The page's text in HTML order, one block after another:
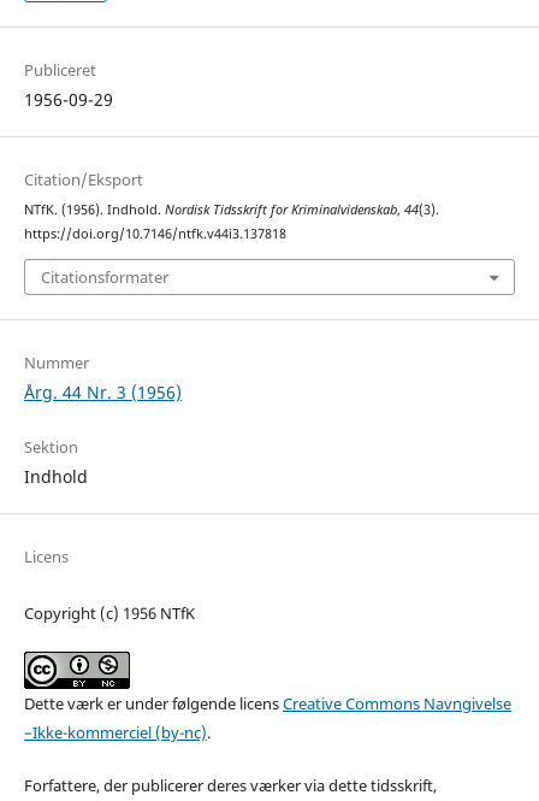
Publiceret
1956-09-29
Citation/Eksport
NTfK. (1956). Indhold. Nordisk Tidsskrift for Kriminalvidenskab, 44(3).
https://doi.org/10.7146/ntfk.v44i3.137818
Citationsformater
Nummer
Årg. 44 Nr. 3 (1956)
Sektion
Indhold
Licens
Copyright (c) 1956 NTfK
Dette værk er under følgende licensCreative Commons Navngivelse
–Ikke-kommerciel (by-nc).
Forfattere, der publicerer deres værker via dette tidsskrift,